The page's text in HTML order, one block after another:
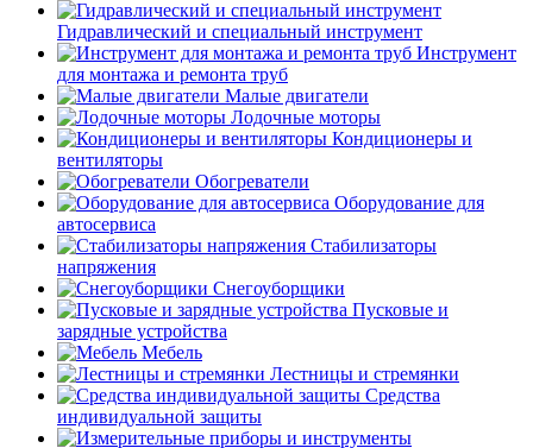
Гидравлический и специальный инструмент
Инструмент
для монтажа и ремонта труб
Малые двигатели
Лодочные моторы
Кондиционеры и
вентиляторы
Обогреватели
Оборудование для
автосервиса
Стабилизаторы
напряжения
Снегоуборщики
Пусковые и
зарядные устройства
Мебель
Лестницы и стремянки
Средства
индивидуальной защиты